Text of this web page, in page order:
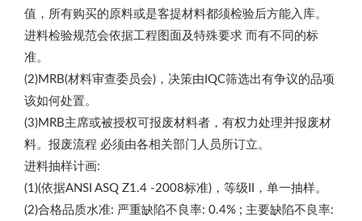
值，所有购买的原料或是客提材料都须检验后方能入库。
进料检验规范会依据工程图面及特殊要求 而有不同的标
准。
(2)MRB(材料审查委员会)，决策由IQC筛选出有争议的品项
该如何处置。
(3)MRB主席或被授权可报废材料者，有权力处理并报废材
料。报废流程 必须由各相关部门人员所订立。
进料抽样计画:
(1)(依据ANSI ASQ Z1.4 -2008标准)，等级II，单一抽样。
(2)合格品质水准: 严重缺陷不良率: 0.4% ; 主要缺陷不良率: